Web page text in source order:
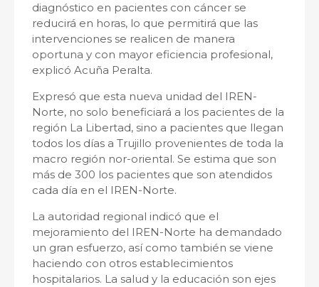
diagnóstico en pacientes con cáncer se
reducirá en horas, lo que permitirá que las
intervenciones se realicen de manera
oportuna y con mayor eficiencia profesional,
explicó Acuña Peralta.
Expresó que esta nueva unidad del IREN-
Norte, no solo beneficiará a los pacientes de la
región La Libertad, sino a pacientes que llegan
todos los días a Trujillo provenientes de toda la
macro región nor-oriental. Se estima que son
más de 300 los pacientes que son atendidos
cada día en el IREN-Norte.
La autoridad regional indicó que el
mejoramiento del IREN-Norte ha demandado
un gran esfuerzo, así como también se viene
haciendo con otros establecimientos
hospitalarios. La salud y la educación son ejes